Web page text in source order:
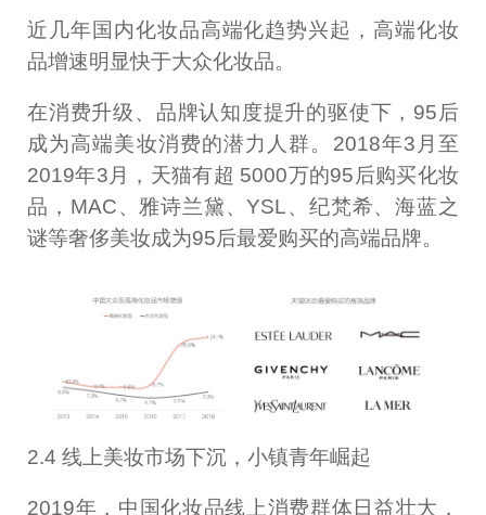
近几年国内化妆品高端化趋势兴起，高端化妆
品增速明显快于大众化妆品。
在消费升级、品牌认知度提升的驱使下，95后
成为高端美妆消费的潜力人群。2018年3月至
2019年3月，天猫有超 5000万的95后购买化妆
品，MAC、雅诗兰黛、YSL、纪梵希、海蓝之
谜等奢侈美妆成为95后最爱购买的高端品牌。
2.4 线上美妆市场下沉，小镇青年崛起
2019年，中国化妆品线上消费群体日益壮大，